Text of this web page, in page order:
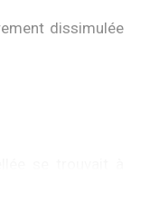
dissimulée
boucle déjà